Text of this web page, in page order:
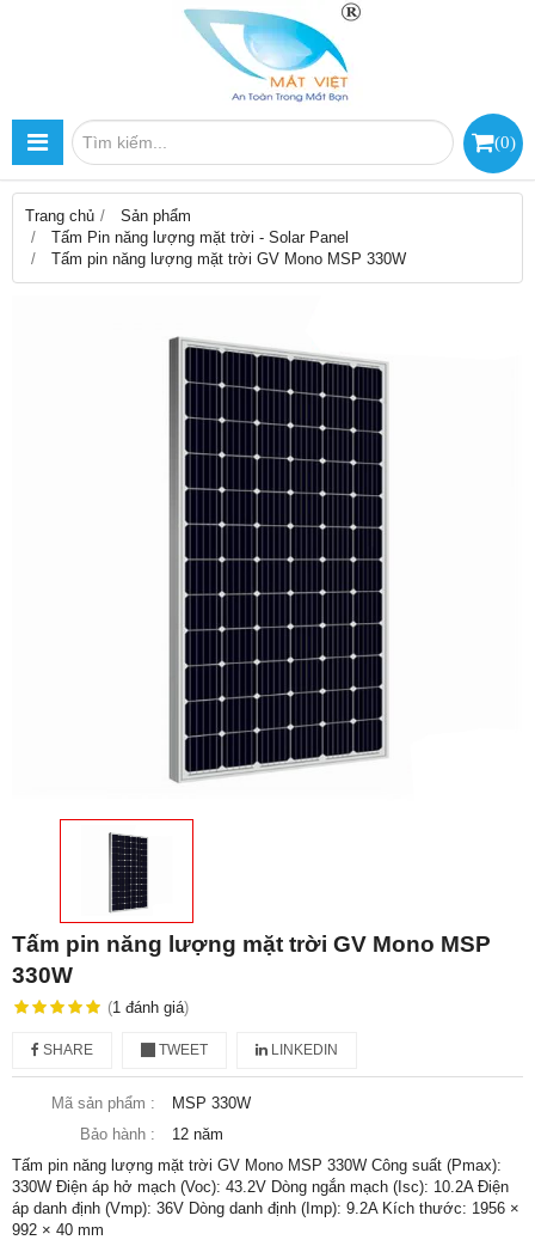
(0)
Trang chủ
Sản phẩm
Tấm Pin năng lượng mặt trời - Solar Panel
Tấm pin năng lượng mặt trời GV Mono MSP 330W
Tấm pin năng lượng mặt trời GV Mono MSP
330W
(1 đánh giá)
SHARE TWEET LINKEDIN
Mã sản phẩm :
MSP 330W
Bảo hành :
12 năm
Tấm pin năng lượng mặt trời GV Mono MSP 330W Công suất (Pmax):
330W Điện áp hở mạch (Voc): 43.2V Dòng ngắn mạch (Isc): 10.2A Điện
áp danh định (Vmp): 36V Dòng danh định (Imp): 9.2A Kích thước: 1956 ×
992 × 40 mm